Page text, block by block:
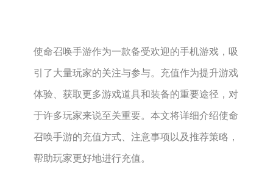
使命召唤手游作为一款备受欢迎的手机游戏，吸
引了大量玩家的关注与参与。充值作为提升游戏
体验、获取更多游戏道具和装备的重要途径，对
于许多玩家来说至关重要。本文将详细介绍使命
召唤手游的充值方式、注意事项以及推荐策略，
帮助玩家更好地进行充值。